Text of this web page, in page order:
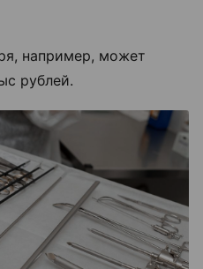
например, может
рублей.